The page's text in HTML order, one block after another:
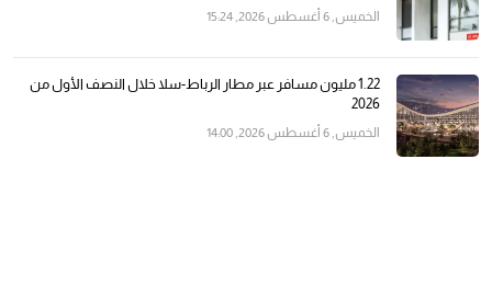
الخميس, 6 أغسطس 2026, 15:24
1.22 مليون مسافر عبر مطار الرباط-سلا خلال النصف الأول من
2026
الخميس, 6 أغسطس 2026, 14:00